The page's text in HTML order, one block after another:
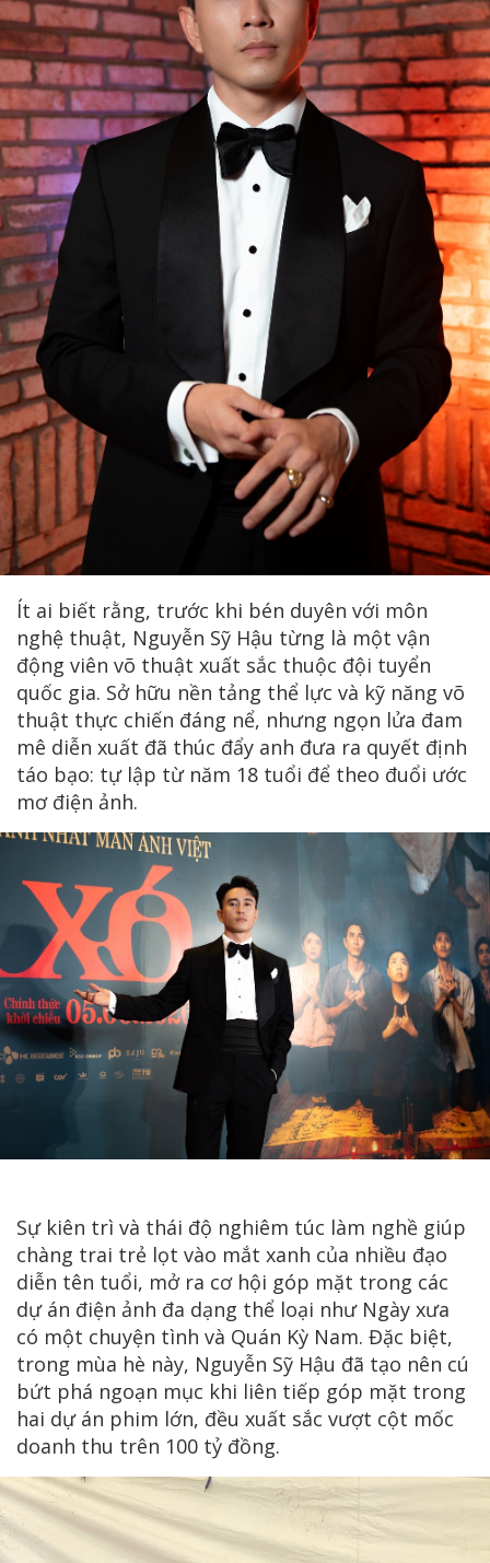
Ít ai biết rằng, trước khi bén duyên với môn
nghệ thuật, Nguyễn Sỹ Hậu từng là một vận
động viên võ thuật xuất sắc thuộc đội tuyển
quốc gia. Sở hữu nền tảng thể lực và kỹ năng võ
thuật thực chiến đáng nể, nhưng ngọn lửa đam
mê diễn xuất đã thúc đẩy anh đưa ra quyết định
táo bạo: tự lập từ năm 18 tuổi để theo đuổi ước
mơ điện ảnh.
Sự kiên trì và thái độ nghiêm túc làm nghề giúp
chàng trai trẻ lọt vào mắt xanh của nhiều đạo
diễn tên tuổi, mở ra cơ hội góp mặt trong các
dự án điện ảnh đa dạng thể loại như Ngày xưa
có một chuyện tình và Quán Kỳ Nam. Đặc biệt,
trong mùa hè này, Nguyễn Sỹ Hậu đã tạo nên cú
bứt phá ngoạn mục khi liên tiếp góp mặt trong
hai dự án phim lớn, đều xuất sắc vượt cột mốc
doanh thu trên 100 tỷ đồng.